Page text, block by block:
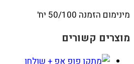
מינימום הזמנה 50/100 יח'
מוצרים קשורים